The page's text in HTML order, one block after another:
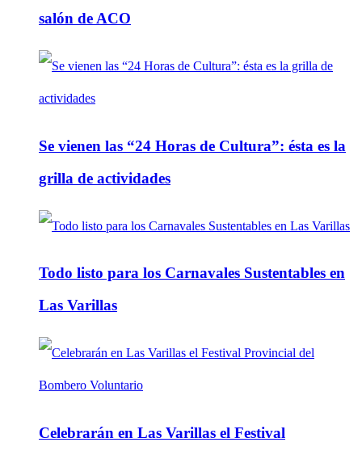
salón de ACO
Se vienen las “24 Horas de Cultura”: ésta es la
grilla de actividades
Todo listo para los Carnavales Sustentables en
Las Varillas
Celebrarán en Las Varillas el Festival